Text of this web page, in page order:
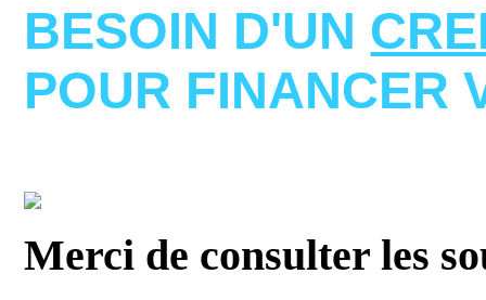
BESOIN D'UN
POUR FINANCER
Merci de consulter les